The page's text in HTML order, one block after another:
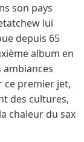
son pays
lui
depuis 65
album en
ce premier jet,
des cultures,
chaleur du sax